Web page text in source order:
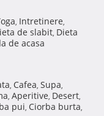
, Intretinere,
de slabit, Dieta
de acasa
, Cafea, Supa,
, Aperitive, Desert,
pui, Ciorba burta,